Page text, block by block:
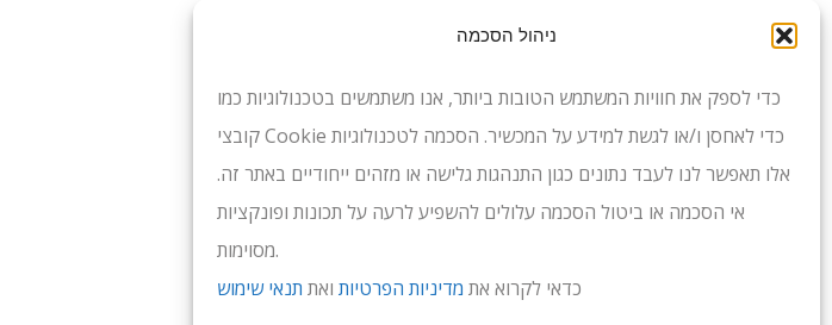
ניהול הסכמה
כדי לספק את חוויות המשתמש הטובות ביותר, אנו משתמשים בטכנולוגיות כמו
קובצי Cookie כדי לאחסן ו/או לגשת למידע על המכשיר. הסכמה לטכנולוגיות
אלו תאפשר לנו לעבד נתונים כגון התנהגות גלישה או מזהים ייחודיים באתר זה.
אי הסכמה או ביטול הסכמה עלולים להשפיע לרעה על תכונות ופונקציות
מסוימות.
כדאי לקרוא את מדיניות הפרטיות ואת תנאי שימוש